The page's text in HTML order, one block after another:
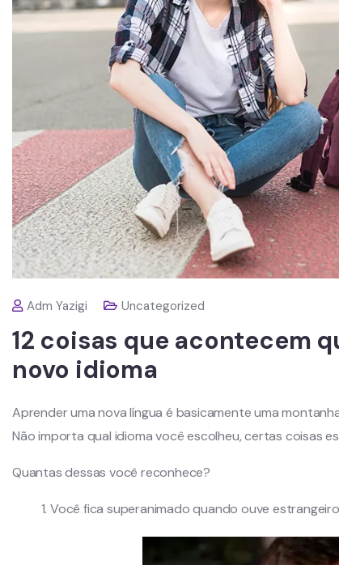
Adm Yazigi Uncategorized
12 coisas que acontecem
novo idioma
Aprender uma nova língua é basicamente uma
Não importa qual idioma você escolheu, certas coisas
Quantas dessas você reconhece?
1. Você fica superanimado quando ouve